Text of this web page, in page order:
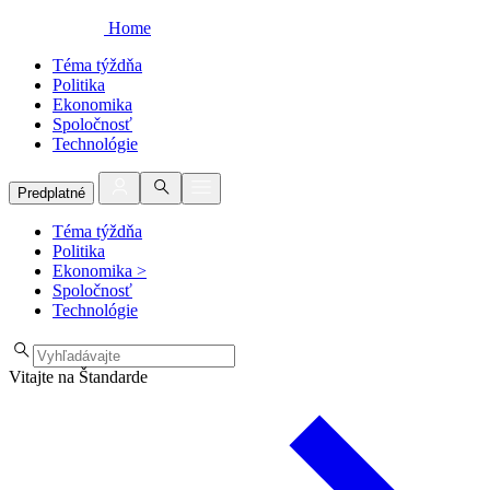
Home
Téma týždňa
Politika
Ekonomika
Spoločnosť
Technológie
Predplatné
Téma týždňa
Politika
Ekonomika >
Spoločnosť
Technológie
Vitajte na Štandarde